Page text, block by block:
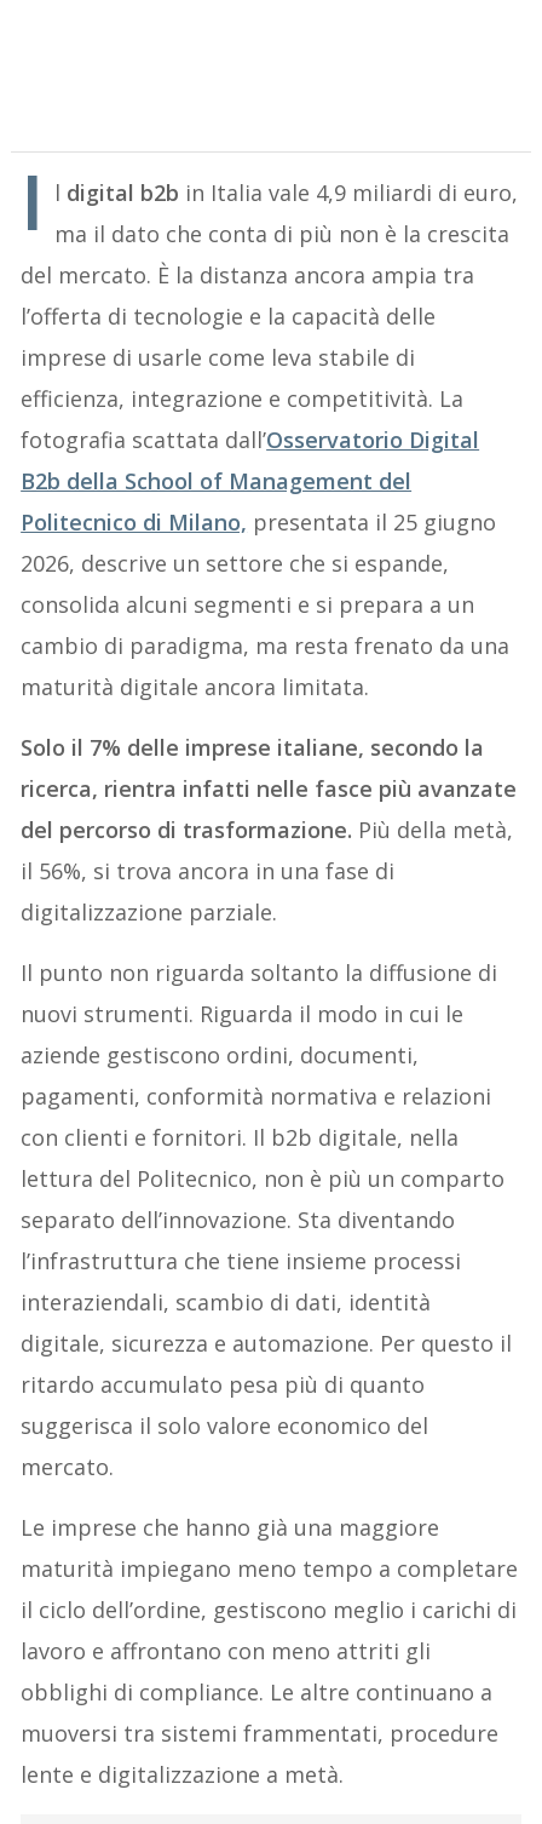
I l digital b2b in Italia vale 4,9 miliardi di euro,
ma il dato che conta di più non è la crescita
del mercato. È la distanza ancora ampia tra
l’offerta di tecnologie e la capacità delle
imprese di usarle come leva stabile di
efficienza, integrazione e competitività. La
fotografia scattata dall’Osservatorio Digital
B2b della School of Management del
Politecnico di Milano, presentata il 25 giugno
2026, descrive un settore che si espande,
consolida alcuni segmenti e si prepara a un
cambio di paradigma, ma resta frenato da una
maturità digitale ancora limitata.
Solo il 7% delle imprese italiane, secondo la
ricerca, rientra infatti nelle fasce più avanzate
del percorso di trasformazione. Più della metà,
il 56%, si trova ancora in una fase di
digitalizzazione parziale.
Il punto non riguarda soltanto la diffusione di
nuovi strumenti. Riguarda il modo in cui le
aziende gestiscono ordini, documenti,
pagamenti, conformità normativa e relazioni
con clienti e fornitori. Il b2b digitale, nella
lettura del Politecnico, non è più un comparto
separato dell’innovazione. Sta diventando
l’infrastruttura che tiene insieme processi
interaziendali, scambio di dati, identità
digitale, sicurezza e automazione. Per questo il
ritardo accumulato pesa più di quanto
suggerisca il solo valore economico del
mercato.
Le imprese che hanno già una maggiore
maturità impiegano meno tempo a completare
il ciclo dell’ordine, gestiscono meglio i carichi di
lavoro e affrontano con meno attriti gli
obblighi di compliance. Le altre continuano a
muoversi tra sistemi frammentati, procedure
lente e digitalizzazione a metà.